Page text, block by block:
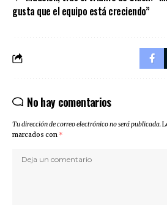
gusta que el equipo está creciendo”
No hay comentarios
Tu dirección de correo electrónico no será publicada.
marcados con *